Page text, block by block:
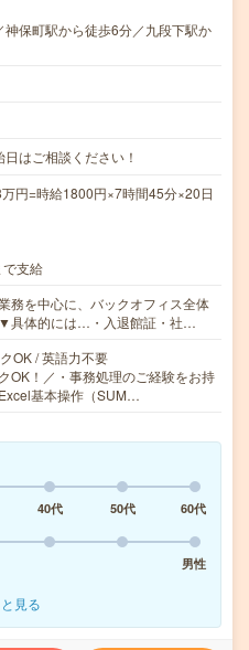
保町駅から徒歩6分／九段下駅か
はご相談ください！
円=時給1800円×7時間45分×20日
支給
務を中心に、バックオフィス全体
具体的には…・入退館証・社…
OK / 英語力不要
OK！／・事務処理のご経験をお持
基本操作（SUM…
40代 50代
60代
男性
見る